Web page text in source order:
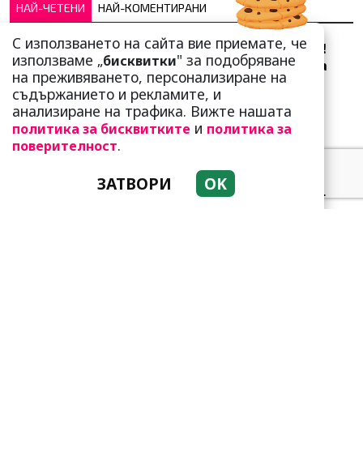
НАЙ-ЧЕТЕНИ НАЙ-КОМЕНТИРАНИ
Сърце юнашко не трае!
Ричи Тъпото си вдигна
стандарта: Замени
чалгарка...
Много неволи очакват
тези зодии! Трудно казват
С използването на сайта вие приемате, че
използваме „бисквитки" за подобряване
на преживяването, персонализиране на
съдържанието и рекламите, и
анализиране на трафика. Вижте нашата
политика за бисквитките и политика за
поверителност.
ЗАТВОРИ OK